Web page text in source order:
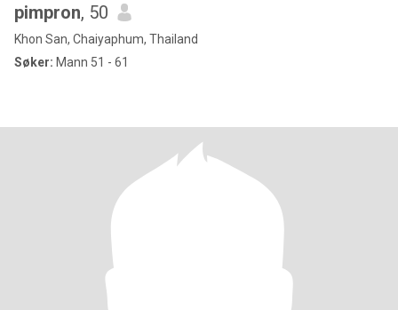
pimpron, 50
Khon San, Chaiyaphum, Thailand
Søker: Mann 51 - 61